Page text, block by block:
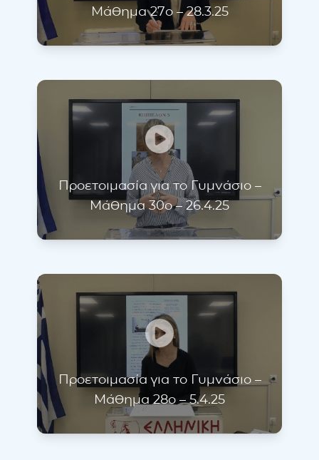
Μάθημα 27ο – 28.3.25
Προετοιμασία για το Γυμνάσιο –
Μάθημα 30ο – 26.4.25
Προετοιμασία για το Γυμνάσιο –
Μάθημα 28ο – 5.4.25